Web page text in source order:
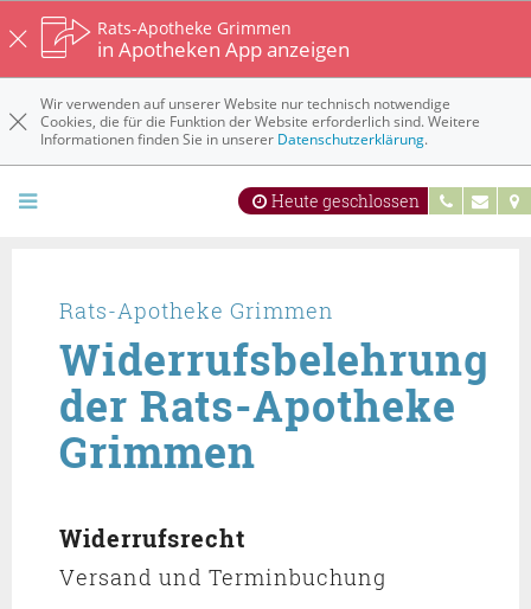
Rats-Apotheke Grimmen
in Apotheken App anzeigen
Wir verwenden auf unserer Website nur technisch notwendige
Cookies, die für die Funktion der Website erforderlich sind. Weitere
Informationen finden Sie in unserer Datenschutzerklärung.
Heute geschlossen
Rats-Apotheke Grimmen
Widerrufsbelehrung
der Rats-Apotheke
Grimmen
Widerrufsrecht
Versand und Terminbuchung